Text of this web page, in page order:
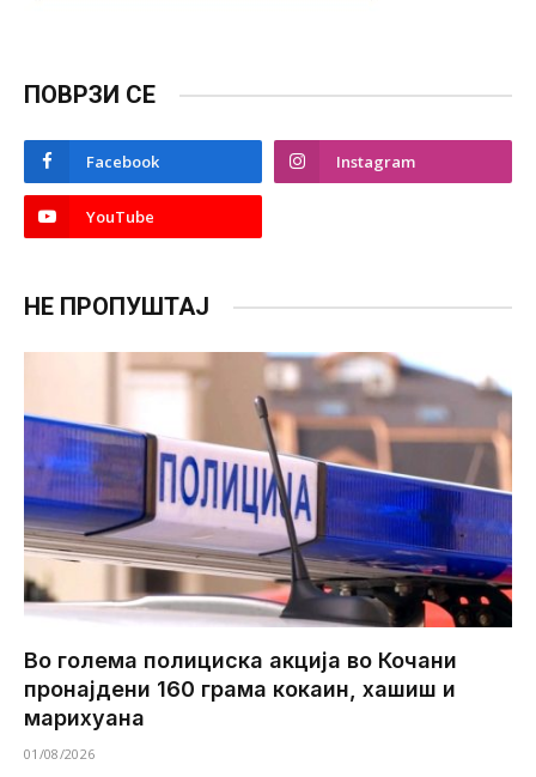
ПОВРЗИ СЕ
Facebook Instagram
YouTube
НЕ ПРОПУШТАЈ
Во голема полициска акција во Кочани
пронајдени 160 грама кокаин, хашиш и
марихуана
01/08/2026